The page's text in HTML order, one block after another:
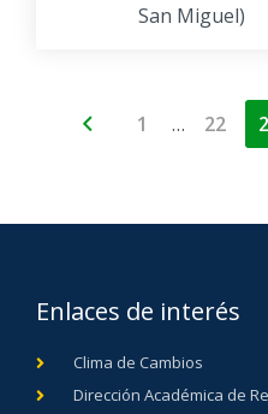
San Miguel)
1 … 22
Enlaces de interés
Clima de Cambios
Dirección Académica de